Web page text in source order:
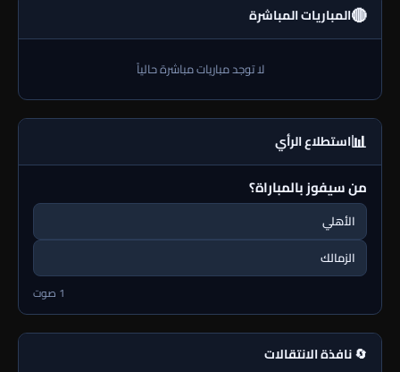
🔴المباريات المباشرة
لا توجد مباريات مباشرة حالياً
📊استطلاع الرأي
من سيفوز بالمباراة؟
الأهلي
الزمالك
1 صوت
🔄 نافذة الانتقالات